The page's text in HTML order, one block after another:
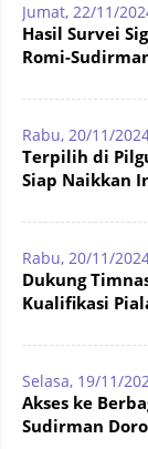
Jumat, 22/11/
Hasil Survei
Romi-
Rabu, 20/11/
Terpilih di
Siap Naikkan
Rabu, 20/11/
Dukung
Kualifikasi
Selasa, 19/11/
Akses ke
Sudirman